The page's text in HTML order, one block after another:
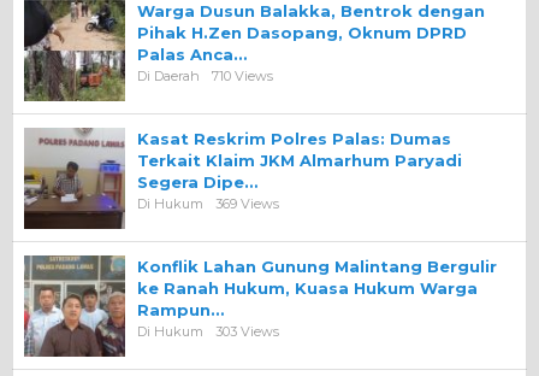
Warga Dusun Balakka, Bentrok dengan
Pihak H.Zen Dasopang, Oknum DPRD
Palas Anca…
Di Daerah 710 Views
Kasat Reskrim Polres Palas: Dumas
Terkait Klaim JKM Almarhum Paryadi
Segera Dipe…
Di Hukum 369 Views
Konflik Lahan Gunung Malintang Bergulir
ke Ranah Hukum, Kuasa Hukum Warga
Rampun…
Di Hukum 303 Views